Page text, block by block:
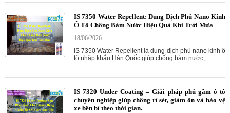
IS 7350 Water Repellent: Dung Dịch Phủ Nano Kính
Ô Tô Chống Bám Nước Hiệu Quả Khi Trời Mưa
18/06/2026
IS 7350 Water Repellent là dung dịch phủ nano kính ô
tô nhập khẩu Hàn Quốc giúp chống bám nước,...
IS 7320 Under Coating – Giải pháp phủ gầm ô tô
chuyên nghiệp giúp chống rỉ sét, giảm ồn và bảo vệ
xe bền bỉ theo thời gian.